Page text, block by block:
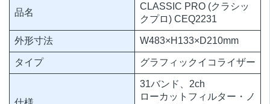
品名
CLASSIC PRO (クラシッ
クプロ) CEQ2231
外形寸法 W483×H133×D210mm
タイプ グラフィックイコライザー
31バンド、2ch
ローカットフィルター・ノ